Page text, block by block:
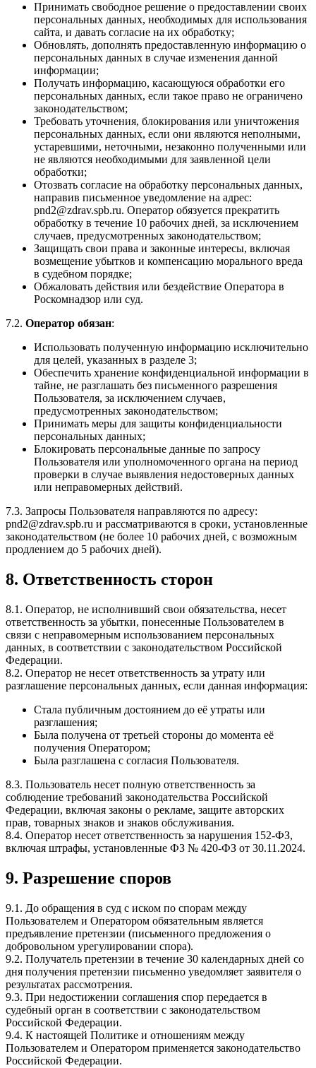
Принимать свободное решение о предоставлении своих
персональных данных, необходимых для использования
сайта, и давать согласие на их обработку;
Обновлять, дополнять предоставленную информацию о
персональных данных в случае изменения данной
информации;
Получать информацию, касающуюся обработки его
персональных данных, если такое право не ограничено
законодательством;
Требовать уточнения, блокирования или уничтожения
персональных данных, если они являются неполными,
устаревшими, неточными, незаконно полученными или
не являются необходимыми для заявленной цели
обработки;
Отозвать согласие на обработку персональных данных,
направив письменное уведомление на адрес:
pnd2@zdrav.spb.ru. Оператор обязуется прекратить
обработку в течение 10 рабочих дней, за исключением
случаев, предусмотренных законодательством;
Защищать свои права и законные интересы, включая
возмещение убытков и компенсацию морального вреда
в судебном порядке;
Обжаловать действия или бездействие Оператора в
Роскомнадзор или суд.
7.2. Оператор обязан:
Использовать полученную информацию исключительно
для целей, указанных в разделе 3;
Обеспечить хранение конфиденциальной информации в
тайне, не разглашать без письменного разрешения
Пользователя, за исключением случаев,
предусмотренных законодательством;
Принимать меры для защиты конфиденциальности
персональных данных;
Блокировать персональные данные по запросу
Пользователя или уполномоченного органа на период
проверки в случае выявления недостоверных данных
или неправомерных действий.
7.3. Запросы Пользователя направляются по адресу:
pnd2@zdrav.spb.ru и рассматриваются в сроки, установленные
законодательством (не более 10 рабочих дней, с возможным
продлением до 5 рабочих дней).
8. Ответственность сторон
8.1. Оператор, не исполнивший свои обязательства, несет
ответственность за убытки, понесенные Пользователем в
связи с неправомерным использованием персональных
данных, в соответствии с законодательством Российской
Федерации.
8.2. Оператор не несет ответственность за утрату или
разглашение персональных данных, если данная информация:
Стала публичным достоянием до её утраты или
разглашения;
Была получена от третьей стороны до момента её
получения Оператором;
Была разглашена с согласия Пользователя.
8.3. Пользователь несет полную ответственность за
соблюдение требований законодательства Российской
Федерации, включая законы о рекламе, защите авторских
прав, товарных знаков и знаков обслуживания.
8.4. Оператор несет ответственность за нарушения 152-ФЗ,
включая штрафы, установленные ФЗ № 420-ФЗ от 30.11.2024.
9. Разрешение споров
9.1. До обращения в суд с иском по спорам между
Пользователем и Оператором обязательным является
предъявление претензии (письменного предложения о
добровольном урегулировании спора).
9.2. Получатель претензии в течение 30 календарных дней со
дня получения претензии письменно уведомляет заявителя о
результатах рассмотрения.
9.3. При недостижении соглашения спор передается в
судебный орган в соответствии с законодательством
Российской Федерации.
9.4. К настоящей Политике и отношениям между
Пользователем и Оператором применяется законодательство
Российской Федерации.